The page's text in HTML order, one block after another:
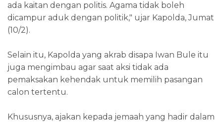
ada kaitan dengan politis. Agama tidak boleh
dicampur aduk dengan politik," ujar Kapolda, Jumat
(10/2).
Selain itu, Kapolda yang akrab disapa Iwan Bule itu
juga mengimbau agar saat aksi tidak ada
pemaksakan kehendak untuk memilih pasangan
calon tertentu.
Khususnya, ajakan kepada jemaah yang hadir dalam